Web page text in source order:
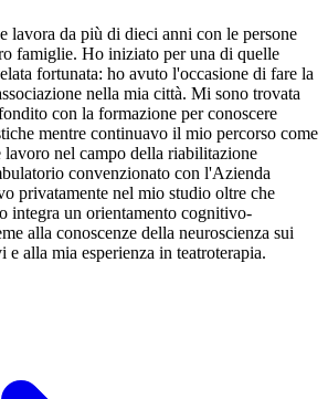
lavora da più di dieci anni con le persone
famiglie. Ho iniziato per una di quelle
fortunata: ho avuto l'occasione di fare la
nella mia città. Mi sono trovata
con la formazione per conoscere
mentre continuavo il mio percorso come
nel campo della riabilitazione
convenzionato con l'Azienda
privatamente nel mio studio oltre che
integra un orientamento cognitivo-
alla conoscenze della neuroscienza sui
alla mia esperienza in teatroterapia.